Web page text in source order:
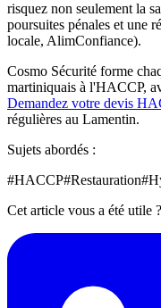
risquez non seulement la
poursuites pénales et une
locale, AlimConfiance).
Cosmo Sécurité forme
martiniquais à l'HACCP,
Demandez votre devis
régulières au Lamentin.
Sujets abordés :
#HACCP#Restauration#
Cet article vous a été utile